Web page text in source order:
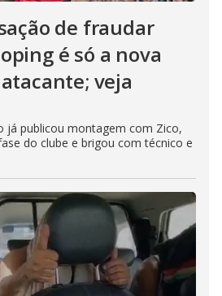
de fraudar
é só a nova
veja
já publicou montagem com Zico,
do clube e brigou com técnico e